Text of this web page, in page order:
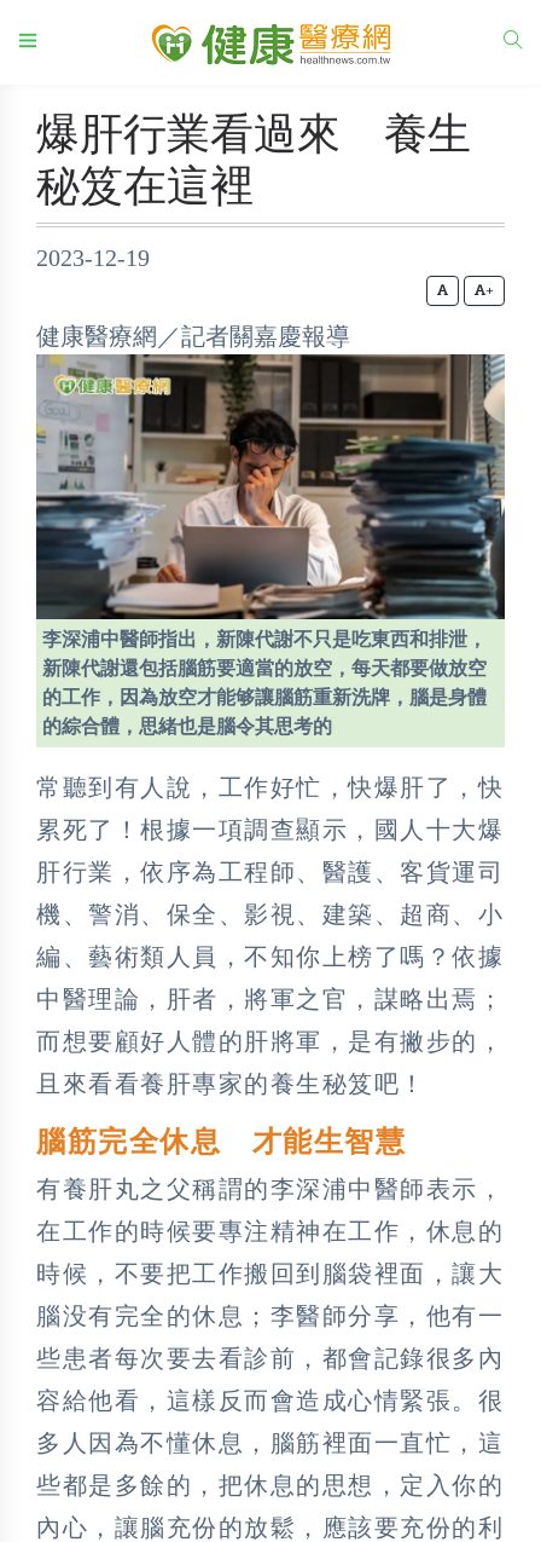
爆肝行業看過來 養生
秘笈在這裡
2023-12-19
+
健康醫療網／記者關嘉慶報導
李深浦中醫師指出，新陳代謝不只是吃東西和排泄，
新陳代謝還包括腦筋要適當的放空，每天都要做放空
的工作，因為放空才能够讓腦筋重新洗牌，腦是身體
的綜合體，思緒也是腦令其思考的
常聽到有人說，工作好忙，快爆肝了，快
累死了！根據一項調查顯示，國人十大爆
肝行業，依序為工程師、醫護、客貨運司
機、警消、保全、影視、建築、超商、小
編、藝術類人員，不知你上榜了嗎？依據
中醫理論，肝者，將軍之官，謀略出焉；
而想要顧好人體的肝將軍，是有撇步的，
且來看看養肝專家的養生秘笈吧！
腦筋完全休息 才能生智慧
有養肝丸之父稱謂的李深浦中醫師表示，
在工作的時候要專注精神在工作，休息的
時候，不要把工作搬回到腦袋裡面，讓大
腦没有完全的休息；李醫師分享，他有一
些患者每次要去看診前，都會記錄很多內
容給他看，這樣反而會造成心情緊張。很
多人因為不懂休息，腦筋裡面一直忙，這
些都是多餘的，把休息的思想，定入你的
內心，讓腦充份的放鬆，應該要充份的利